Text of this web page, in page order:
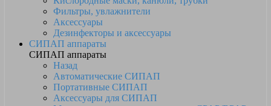
Фильтры, увлажнители
Аксессуары
Дезинфекторы и аксессуары
СИПАП аппараты
СИПАП аппараты
Назад
Автоматические СИПАП
Портативные СИПАП
Аксессуары для СИПАП